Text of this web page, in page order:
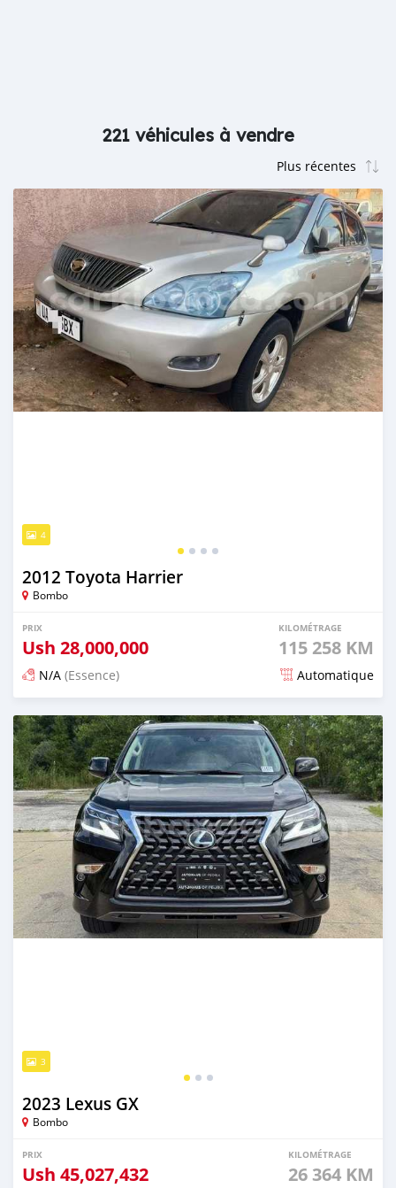
221 véhicules à vendre
4
2012 Toyota Harrier
Bombo
PRIX
Ush 28,000,000
KILOMÉTRAGE
115 258 KM
N/A (Essence) Automatique
Publié il y a 3 mois
3
2023 Lexus GX
Bombo
PRIX
Ush 45,027,432
KILOMÉTRAGE
26 364 KM